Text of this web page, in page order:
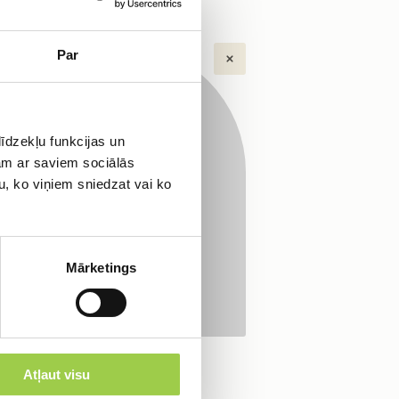
Par
funkcijas un
ar saviem sociālās
ko viņiem sniedzat vai ko
Mārketings
Atļaut visu